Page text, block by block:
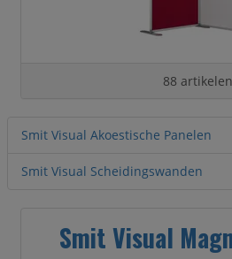
88 artikelen
Smit Visual Akoestische Panelen
Smit Visual Scheidingswanden
Smit Visual